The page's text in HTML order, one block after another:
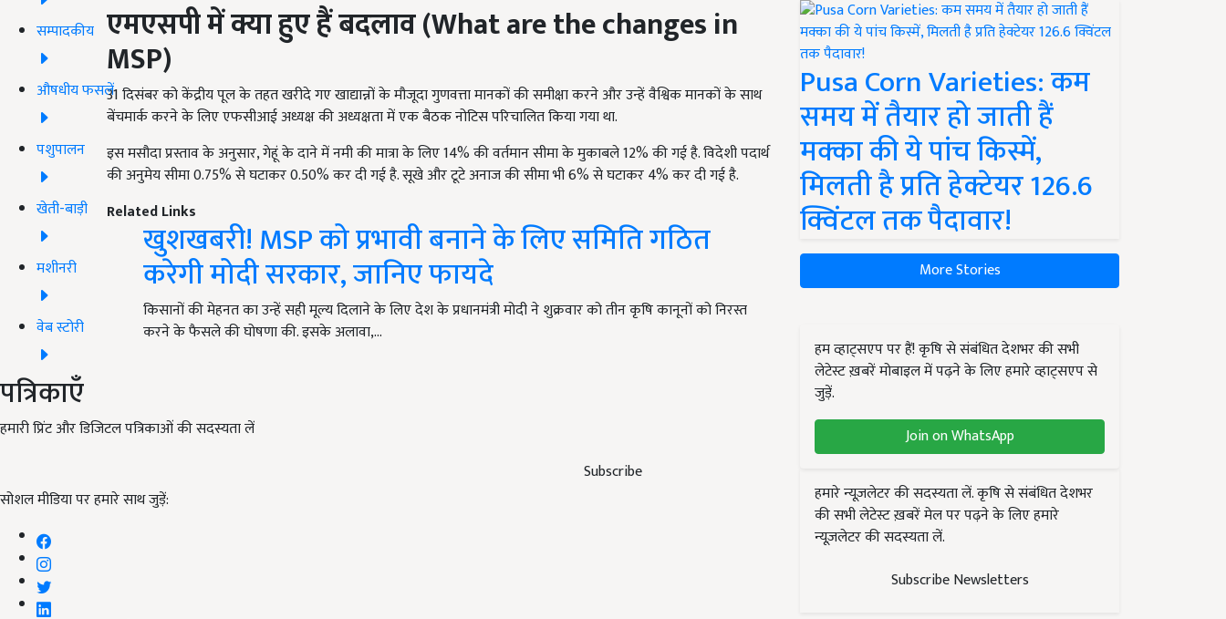
सम्पादकीय
औषधीय फसलें
पशुपालन
खेती-बाड़ी
मशीनरी
वेब स्टोरी
पत्रिकाएँ
हमारी प्रिंट और डिजिटल पत्रिकाओं की सदस्यता लें
Subscribe
सोशल मीडिया पर हमारे साथ जुड़ें:
एमएसपी में क्या हुए हैं बदलाव (What are the changes in
MSP)
31 दिसंबर को केंद्रीय पूल के तहत खरीदे गए खाद्यान्नों के मौजूदा गुणवत्ता मानकों की समीक्षा करने और उन्हें वैश्विक मानकों के साथ
बेंचमार्क करने के लिए एफसीआई अध्यक्ष की अध्यक्षता में एक बैठक नोटिस परिचालित किया गया था.
इस मसौदा प्रस्ताव के अनुसार, गेहूं के दाने में नमी की मात्रा के लिए 14% की वर्तमान सीमा के मुकाबले 12% की गई है. विदेशी पदार्थ
की अनुमेय सीमा 0.75% से घटाकर 0.50% कर दी गई है. सूखे और टूटे अनाज की सीमा भी 6% से घटाकर 4% कर दी गई है.
Related Links
खुशखबरी! MSP को प्रभावी बनाने के लिए समिति गठित
करेगी मोदी सरकार, जानिए फायदे
किसानों की मेहनत का उन्हें सही मूल्य दिलाने के लिए देश के प्रधानमंत्री मोदी ने शुक्रवार को तीन कृषि कानूनों को निरस्त
करने के फैसले की घोषणा की. इसके अलावा,…
Pusa Corn Varieties: कम
समय में तैयार हो जाती हैं
मक्का की ये पांच किस्में,
मिलती है प्रति हेक्टेयर 126.6
क्विंटल तक पैदावार!
More Stories
हम व्हाट्सएप पर हैं! कृषि से संबंधित देशभर की सभी
लेटेस्ट ख़बरें मोबाइल में पढ़ने के लिए हमारे व्हाट्सएप से
जुड़ें.
Join on WhatsApp
हमारे न्यूज़लेटर की सदस्यता लें. कृषि से संबंधित देशभर
की सभी लेटेस्ट ख़बरें मेल पर पढ़ने के लिए हमारे
न्यूज़लेटर की सदस्यता लें.
Subscribe Newsletters